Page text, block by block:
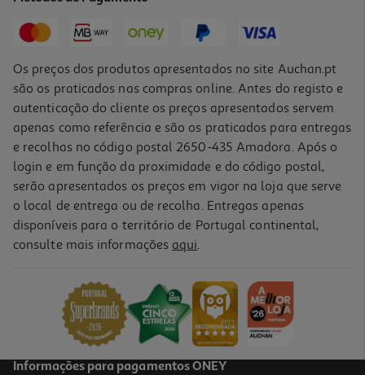
Promoção
-25%
Champo Ducray Squanorm Caspa Oleosa 200ml
Price reduced from
12,97 €
Os preços dos produtos apresentados no site Auchan.pt
são os praticados nas compras online. Antes do registo e
autenticação do cliente os preços apresentados servem
apenas como referência e são os praticados para entregas
e recolhas no código postal 2650-435 Amadora. Após o
login e em função da proximidade e do código postal,
serão apresentados os preços em vigor na loja que serve
o local de entrega ou de recolha. Entregas apenas
disponíveis para o território de Portugal continental,
consulte mais informações aqui.
Informações para pagamentos ONEY